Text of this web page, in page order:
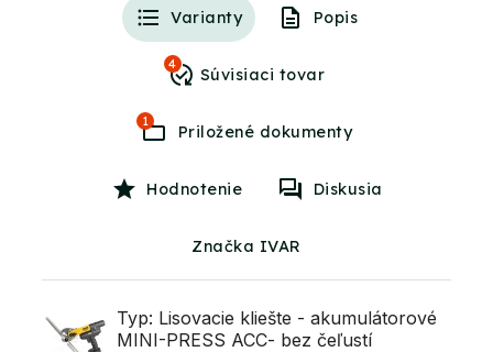
Varianty Popis
4
1
Hodnotenie Diskusia
Značka IVAR
Typ: Lisovacie kliešte - akumulátorové
MINI-PRESS ACC- bez čeľustí